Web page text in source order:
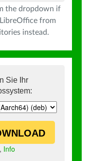
the dropdown if
from
instead.
Sie Ihr
, Info